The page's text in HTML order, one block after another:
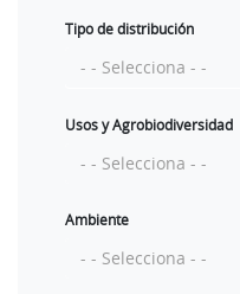
Tipo de distribución
- - Selecciona - -
Usos y Agrobiodiversidad
- - Selecciona - -
Ambiente
- - Selecciona - -